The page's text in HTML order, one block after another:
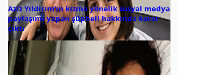
Aziz Yıldırım’ın kızına yönelik sosyal medya
paylaşımı yapan şüpheli hakkında karar
çıktı